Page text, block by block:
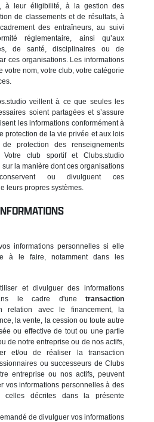
à leur éligibilité, à la gestion des
de classements et de résultats, à
des entraîneurs, au suivi
réglementaire, ainsi qu’aux
de santé, disciplinaires ou de
ces organisations. Les informations
votre nom, votre club, votre catégorie
veillent à ce que seules les
soient partagées et s’assure
les informations conformément à
protection de la vie privée et aux lois
protection des renseignements
Votre club sportif et Clubs.studio
sur la manière dont ces organisations
ou divulguent ces
leurs propres systèmes.
informations personnelles si elle
à le faire, notamment dans les
et divulguer des informations
le cadre d'une transaction
relation avec le financement, la
la vente, la cession ou toute autre
ou effective de tout ou une partie
de notre entreprise ou de nos actifs,
et/ou de réaliser la transaction
ou successeurs de Clubs
entreprise ou nos actifs, peuvent
vos informations personnelles à des
celles décrites dans la présente
de divulguer vos informations